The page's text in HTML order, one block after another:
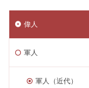
偉人
軍人
軍人（近代）